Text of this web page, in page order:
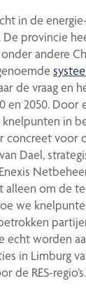
in de
provincie
andere
de vraag en
en 2050.
in
concreet voor
Dael,
alleen om de
we
echt worden
in Limburg
de RES-